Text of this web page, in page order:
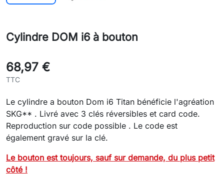
Cylindre DOM i6 à bouton
68,97 €
TTC
Le cylindre a bouton Dom i6 Titan bénéficie l'agréation
SKG** . Livré avec 3 clés réversibles et card code.
Reproduction sur code possible . Le code est
également gravé sur la clé.
Le bouton est toujours, sauf sur demande, du plus petit
côté !